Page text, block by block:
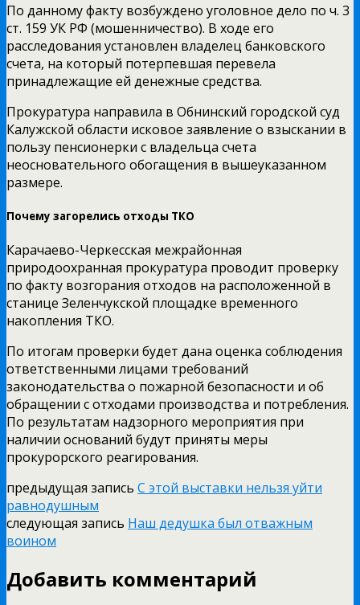
По данному факту возбуждено уголовное дело по ч. 3
ст. 159 УК РФ (мошенничество). В ходе его
расследования установлен владелец банковского
счета, на который потерпевшая перевела
принадлежащие ей денежные средства.
Прокуратура направила в Обнинский городской суд
Калужской области исковое заявление о взыскании в
пользу пенсионерки с владельца счета
неосновательного обогащения в вышеуказанном
размере.
Почему загорелись отходы ТКО
Карачаево-Черкесская межрайонная
природоохранная прокуратура проводит проверку
по факту возгорания отходов на расположенной в
станице Зеленчукской площадке временного
накопления ТКО.
По итогам проверки будет дана оценка соблюдения
ответственными лицами требований
законодательства о пожарной безопасности и об
обращении с отходами производства и потребления.
По результатам надзорного мероприятия при
наличии оснований будут приняты меры
прокурорского реагирования.
предыдущая запись С этой выставки нельзя уйти
равнодушным
следующая запись Наш дедушка был отважным
воином
Добавить комментарий